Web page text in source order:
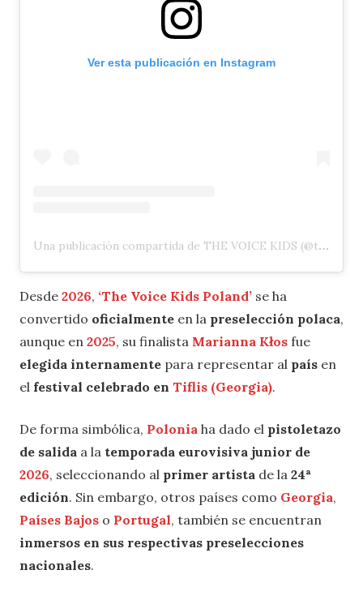
Ver esta publicación en Instagram
Una publicación compartida de THE VOICE KIDS (@thevoicekidstvp)
Desde 2026, ‘The Voice Kids Poland’ se ha
convertido oficialmente en la preselección polaca,
aunque en 2025, su finalista Marianna Kłos fue
elegida internamente para representar al país en
el festival celebrado en Tiflis (Georgia).
De forma simbólica, Polonia ha dado el pistoletazo
de salida a la temporada eurovisiva junior de
2026, seleccionando al primer artista de la 24ª
edición. Sin embargo, otros países como Georgia,
Países Bajos o Portugal, también se encuentran
inmersos en sus respectivas preselecciones
nacionales.